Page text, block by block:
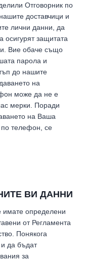
Отговорник по
доставчици и
лични данни, да
осигурят защитата
Вие обаче също
парола и
до нашите
на
може да не е
мерки. Поради
на Ваша
телефон, се
ВИ ДАННИ
имате определени
от Регламента
Понякога
да бъдат
за